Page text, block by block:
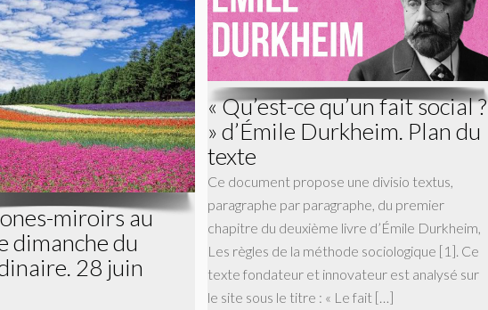
« Qu’est-ce qu’un fait social ?
» d’Émile Durkheim. Plan du
texte
Ce document propose une divisio textus,
paragraphe par paragraphe, du premier
chapitre du deuxième livre d’Émile Durkheim,
Les règles de la méthode sociologique [1]. Ce
texte fondateur et innovateur est analysé sur
le site sous le titre : « Le fait […]
miroirs au
dimanche du
28 juin